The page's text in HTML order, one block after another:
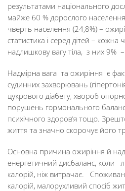
результатами національного
майже 60 % дорослого
чверть населення (24,8%) –
статистика і серед дітей –
надлишкову вагу тіла, з них 9%
Надмірна вага та ожиріння є
судинних захворювань
цукрового діабету, хвороб
порушень гормонального
психічного здоров’я тощо.
життя та значно скорочує його
Основна причина ожиріння й
енергетичний дисбаланс, коли
калорій, ніж витрачає.
калорій, малорухливий спосіб